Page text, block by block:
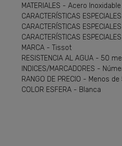
MATERIALES - Acero Inoxidable
CARACTERÍSTICAS
CARACTERÍSTICAS
CARACTERÍSTICAS
MARCA - Tissot
RESISTENCIA AL AGUA - 50
INDICES/MARCADORES -
RANGO DE PRECIO - Menos
COLOR ESFERA - Blanca